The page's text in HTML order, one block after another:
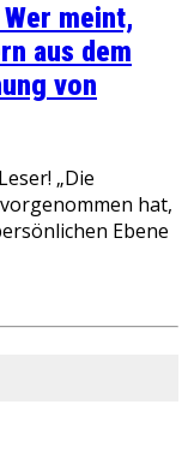
meint,
aus dem
von
„Die
hat,
Ebene